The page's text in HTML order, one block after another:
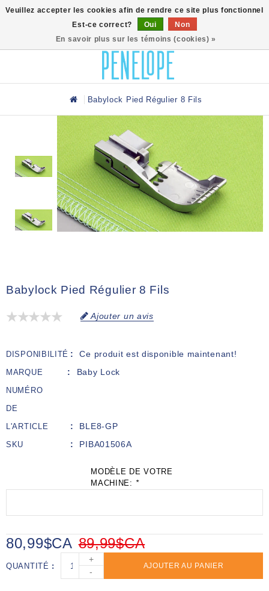
Babylock Pied Régulier 8 Fils
Babylock Pied Régulier 8 Fils
Ajouter un avis
DISPONIBILITÉ Ce produit est disponible maintenant!
MARQUE Baby Lock
NUMÉRO
DE
L'ARTICLE
BLE8-GP
SKU PIBA01506A
MODÈLE DE VOTRE
MACHINE: *
89,99$CA
80,99$CA
QUANTITÉ
+
-
AJOUTER AU PANIER
Veuillez accepter les cookies afin de rendre ce site plus fonctionnel
Est-ce correct?
Oui
Non
En savoir plus sur les témoins (cookies) »